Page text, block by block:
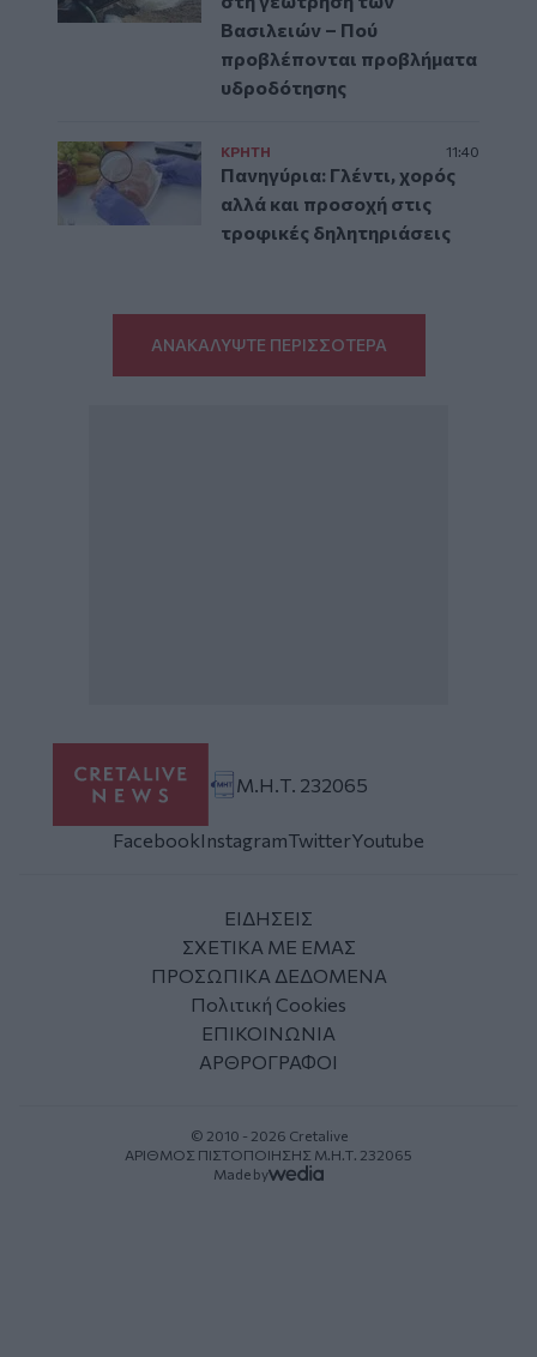
Βασιλειών – Πού
προβλέπονται προβλήματα
υδροδότησης
ΚΡΗΤΗ 11:40
Πανηγύρια: Γλέντι, χορός
αλλά και προσοχή στις
τροφικές δηλητηριάσεις
ΑΝΑΚΑΛΥΨΤΕ ΠΕΡΙΣΣΟΤΕΡΑ
Μ.Η.Τ. 232065
FacebookInstagramTwitterYoutube
ΕΙΔΗΣΕΙΣ
ΣΧΕΤΙΚΑ ΜΕ ΕΜΑΣ
ΠΡΟΣΩΠΙΚΑ ΔΕΔΟΜΕΝΑ
Πολιτική Cookies
ΕΠΙΚΟΙΝΩΝΙΑ
ΑΡΘΡΟΓΡΑΦΟΙ
© 2010 - 2026 Cretalive
ΑΡΙΘΜΟΣ ΠΙΣΤΟΠΟΙΗΣΗΣ Μ.Η.Τ. 232065
Made by